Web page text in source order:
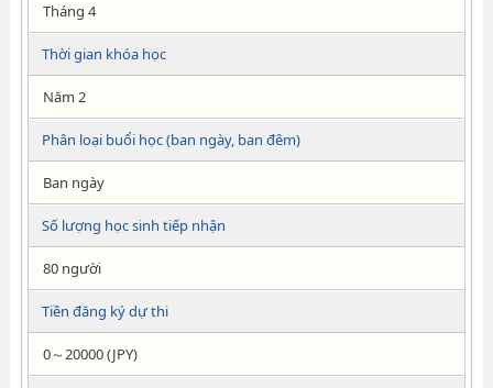
Tháng 4
Thời gian khóa học
Năm 2
Phân loại buổi học (ban ngày, ban đêm)
Ban ngày
Số lượng học sinh tiếp nhận
80 người
Tiền đăng ký dự thi
0～20000 (JPY)